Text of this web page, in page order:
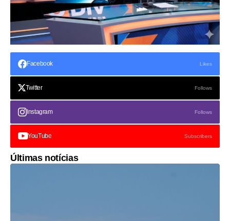
Facebook Likes
Twitter Follows
Instagram Follows
YouTube Subscribers
Últimas notícias